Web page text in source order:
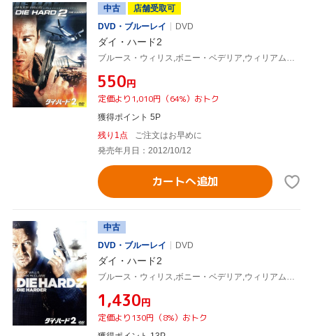
中古
店舗受取可
DVD・ブルーレイ
DVD
ダイ・ハード2
ブルース・ウィリス,ボニー・ベデリア,ウィリアム・アザートン,レニー・ハーリン(監督),マイケル・カーメン(音楽)
¥550円
定価より1,010円（64%）おトク
獲得ポイント 5P
残り1点
ご注文はお早めに
発売年月日：2012/10/12
カートへ追加
中古
DVD・ブルーレイ
DVD
ダイ・ハード2
ブルース・ウィリス,ボニー・ベデリア,ウィリアム・アザートン,レニー・ハーリン(監督),マイケル・カーメン(音楽)
¥1,430円
定価より130円（8%）おトク